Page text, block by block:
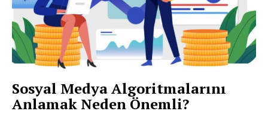
Sosyal Medya Algoritmalarını
Anlamak Neden Önemli?